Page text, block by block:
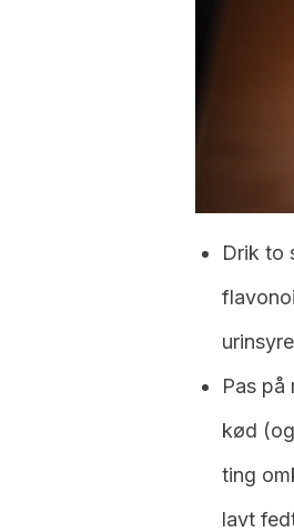
Drik to
Pas på
kød
ting
lavt